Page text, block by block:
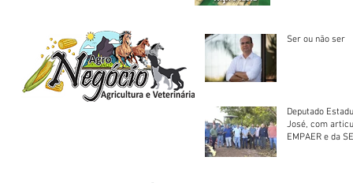
Ser ou não ser
Deputado
José, com
EMPAER e da